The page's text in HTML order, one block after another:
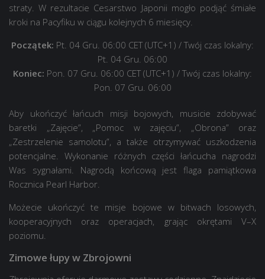
straty. W rezultacie Cesarstwo Japonii mogło podjąć śmiałe
kroki na Pacyfiku w ciągu kolejnych 6 miesięcy.
Początek: Pt. 04 Gru. 06:00 CET (UTC+1) / Twój czas lokalny:
Pt. 04 Gru. 06:00
Koniec: Pon. 07 Gru. 06:00 CET (UTC+1) / Twój czas lokalny:
Pon. 07 Gru. 06:00
Aby ukończyć łańcuch misji bojowych, musicie zdobywać
baretki „Zajęcie”, „Pomoc w zajęciu”, „Obrona” oraz
„Zestrzelenie samolotu”, a także otrzymywać uszkodzenia
potencjalne. Wykonanie różnych części łańcucha nagrodzi
Was sygnałami. Nagrodą końcową jest flaga pamiątkowa
Rocznica Pearl Harbor.
Możecie ukończyć te misje bojowe w bitwach losowych,
kooperacyjnych oraz operacjach, grając okrętami V–X
poziomu.
Zimowe łupy w Zbrojowni